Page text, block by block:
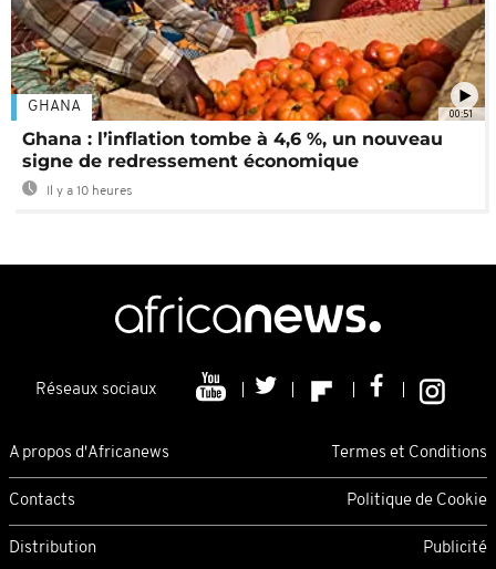
00:51
GHANA
Ghana : l’inflation tombe à 4,6 %, un nouveau
signe de redressement économique
Il y a 10 heures
Réseaux sociaux
A propos d'Africanews Termes et Conditions
Contacts Politique de Cookie
Distribution Publicité